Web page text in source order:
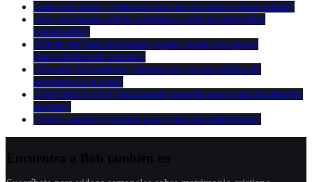
Gano seis cifras, ¿entonces por qué mi esposa sigue infeliz?
¿Soy un esposo adicto al trabajo o solo un proveedor
responsable?
¿Puede un buen proveedor seguir siendo un esposo
emocionalmente ausente?
¿Por qué los hombres exitosos no ven las señales de
advertencia en casa?
¿Qué pasa si estoy físicamente presente pero emocionalmente
ausente?
¿Estoy usando el trabajo para evitar mi matrimonio?